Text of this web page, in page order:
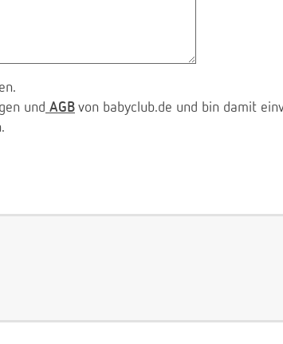
und AGB von babyclub.de und bin damit